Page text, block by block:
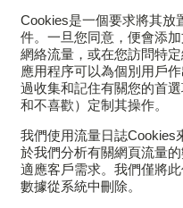
Cookies是一個要求將其放
件。一旦您同意，便會添
網絡流量，或在您訪問特
應用程序可以為個別用戶
過收集和記住有關您的首
和不喜歡）定制其操作。
我們使用流量日誌Cookies
於我們分析有關網頁流量
適應客戶需求。我們僅將
數據從系統中刪除。